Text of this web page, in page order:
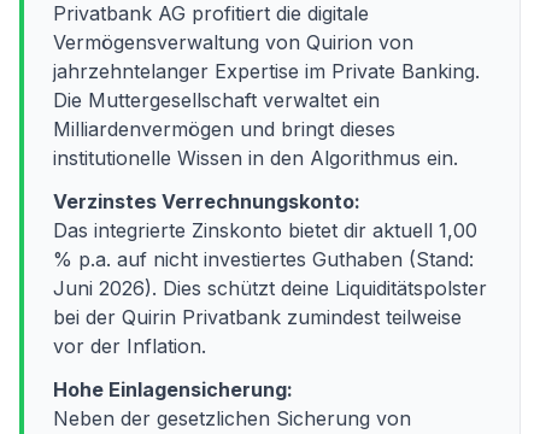
Privatbank AG profitiert die digitale
Vermögensverwaltung von Quirion von
jahrzehntelanger Expertise im Private Banking.
Die Muttergesellschaft verwaltet ein
Milliardenvermögen und bringt dieses
institutionelle Wissen in den Algorithmus ein.
Verzinstes Verrechnungskonto:
Das integrierte Zinskonto bietet dir aktuell 1,00
% p.a. auf nicht investiertes Guthaben (Stand:
Juni 2026). Dies schützt deine Liquiditätspolster
bei der Quirin Privatbank zumindest teilweise
vor der Inflation.
Hohe Einlagensicherung:
Neben der gesetzlichen Sicherung von